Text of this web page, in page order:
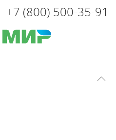
+7 (800) 500-35-91